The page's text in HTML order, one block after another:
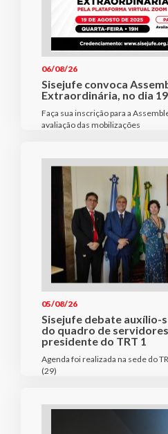
06/08/26
Sisejufe convoca
Extraordinária, no dia
Faça sua inscrição para a
avaliação das mobilizações
05/08/26
Sisejufe debate auxílio-
do quadro de
presidente do TRT 1
Agenda foi realizada na sede do
(29)